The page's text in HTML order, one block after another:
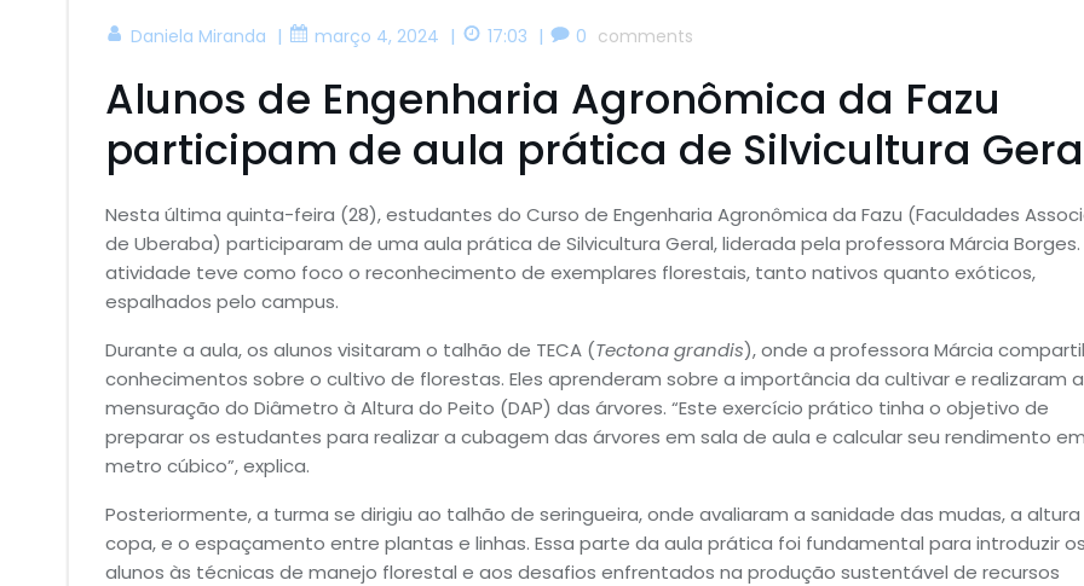
Daniela Miranda | março 4, 2024 | 17:03 | 0 comments
Alunos de Engenharia Agronômica da Fazu
participam de aula prática de Silvicultura
Nesta última quinta-feira (28), estudantes do Curso de Engenharia Agronômica da Fazu (Faculdades
de Uberaba) participaram de uma aula prática de Silvicultura Geral, liderada pela professora Márcia Borges.
atividade teve como foco o reconhecimento de exemplares florestais, tanto nativos quanto exóticos,
espalhados pelo campus.
Durante a aula, os alunos visitaram o talhão de TECA (Tectona grandis), onde a professora Márcia
conhecimentos sobre o cultivo de florestas. Eles aprenderam sobre a importância da cultivar e realizaram a
mensuração do Diâmetro à Altura do Peito (DAP) das árvores. “Este exercício prático tinha o objetivo de
preparar os estudantes para realizar a cubagem das árvores em sala de aula e calcular seu rendimento em
metro cúbico”, explica.
Posteriormente, a turma se dirigiu ao talhão de seringueira, onde avaliaram a sanidade das mudas, a
copa, e o espaçamento entre plantas e linhas. Essa parte da aula prática foi fundamental para introduzir os
alunos às técnicas de manejo florestal e aos desafios enfrentados na produção sustentável de recursos